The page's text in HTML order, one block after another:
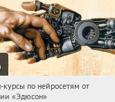
Получили:
по нейросетям от
«Эдюсон»